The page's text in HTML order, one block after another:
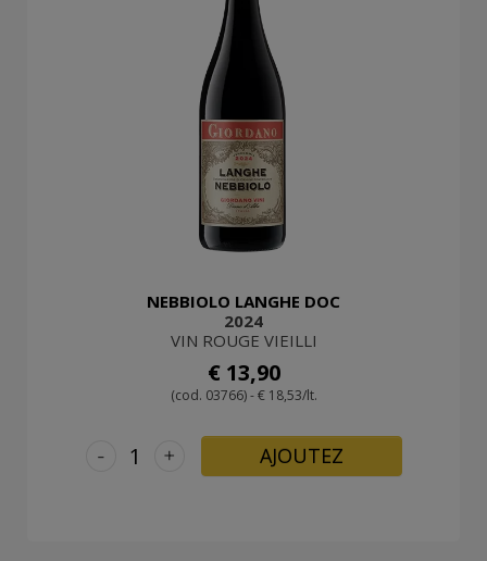
NEBBIOLO LANGHE DOC
2024
VIN ROUGE VIEILLI
€ 13,90
(cod. 03766) - € 18,53/lt.
+
- AJOUTEZ